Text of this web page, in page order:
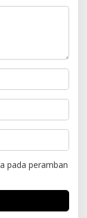
pada peramban